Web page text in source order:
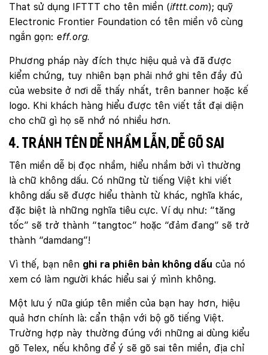
That sử dụng IFTTT cho tên miền (ifttt.com); quỹ
Electronic Frontier Foundation có tên miền vô cùng
ngắn gọn: eff.org.
Phương pháp này đích thực hiệu quả và đã được
kiểm chứng, tuy nhiên bạn phải nhớ ghi tên đầy đủ
của website ở nơi dễ thấy nhất, trên banner hoặc kế
logo. Khi khách hàng hiểu được tên viết tắt đại diện
cho chữ gì họ sẽ nhớ nó nhiều hơn.
4. Tránh tên dễ nhầm lẫn, dễ gõ sai
Tên miền dễ bị đọc nhầm, hiểu nhầm bởi vì thường
là chữ không dấu. Có những từ tiếng Việt khi viết
không dấu sẽ được hiểu thành từ khác, nghĩa khác,
đặc biệt là những nghĩa tiêu cực. Ví dụ như: “tăng
tốc” sẽ trở thành “tangtoc” hoặc “đảm đang” sẽ trở
thành “damdang”!
Vì thế, bạn nên ghi ra phiên bản không dấu của nó
xem có làm người khác hiểu sai ý mình không.
Một lưu ý nữa giúp tên miền của bạn hay hơn, hiệu
quả hơn chính là: cẩn thận với bộ gõ tiếng Việt.
Trường hợp này thường đúng với những ai dùng kiểu
gõ Telex, nếu không để ý sẽ gõ sai tên miền, địa chỉ